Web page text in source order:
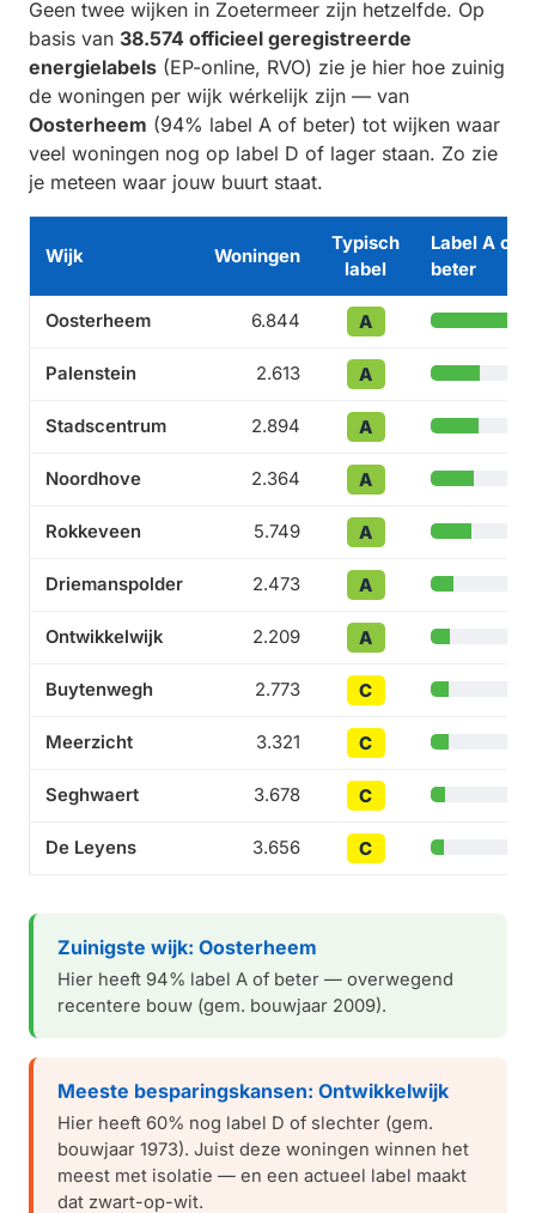
Geen twee wijken in Zoetermeer zijn hetzelfde. Op
basis van 38.574 officieel geregistreerde
energielabels (EP-online, RVO) zie je hier hoe zuinig
de woningen per wijk wérkelijk zijn — van
Oosterheem (94% label A of beter) tot wijken waar
veel woningen nog op label D of lager staan. Zo zie
je meteen waar jouw buurt staat.
Wijk Woningen
Typisch
label
Label A of
beter
Oosterheem 6.844 A
Palenstein 2.613 A
Stadscentrum 2.894 A
Noordhove 2.364 A
Rokkeveen 5.749 A
Driemanspolder 2.473 A
Ontwikkelwijk 2.209 A
Buytenwegh 2.773 C
Meerzicht 3.321 C
Seghwaert 3.678 C
De Leyens 3.656 C
Zuinigste wijk: Oosterheem
Hier heeft 94% label A of beter — overwegend
recentere bouw (gem. bouwjaar 2009).
Meeste besparingskansen: Ontwikkelwijk
Hier heeft 60% nog label D of slechter (gem.
bouwjaar 1973). Juist deze woningen winnen het
meest met isolatie — en een actueel label maakt
dat zwart-op-wit.